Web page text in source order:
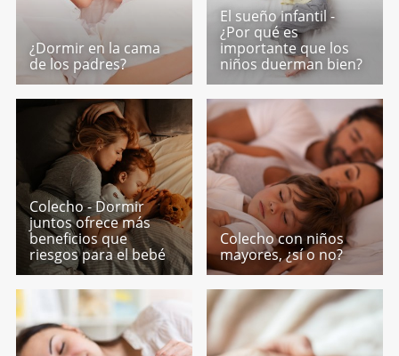
¿Dormir en la cama
de los padres?
El sueño infantil -
¿Por qué es
importante que los
niños duerman bien?
Colecho - Dormir
juntos ofrece más
beneficios que
riesgos para el bebé
Colecho con niños
mayores, ¿sí o no?